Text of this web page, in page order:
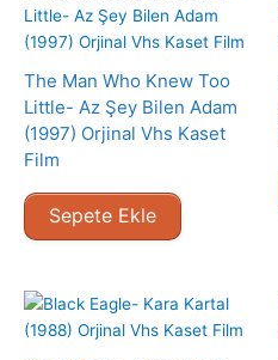
The Man Who Knew Too
Little- Az Şey Bilen Adam
(1997) Orjinal Vhs Kaset
Film
Sepete Ekle